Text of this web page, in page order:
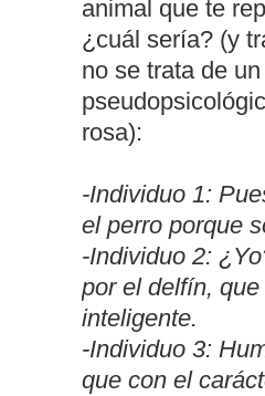
animal que te
¿cuál sería? (y
no se trata de
rosa):
-Individuo 1:
el perro porque
-Individuo 2:
por el delfín,
inteligente.
-Individuo 3:
que con el